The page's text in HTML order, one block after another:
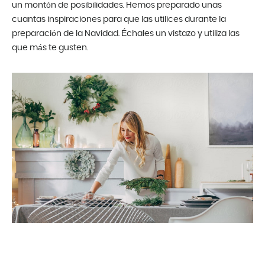
un montón de posibilidades. Hemos preparado unas
cuantas inspiraciones para que las utilices durante la
preparación de la Navidad. Échales un vistazo y utiliza las
que más te gusten.